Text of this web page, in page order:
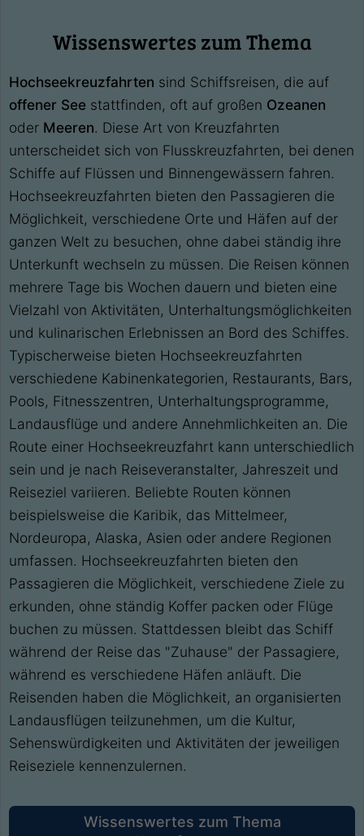
Wissenswertes zum Thema
Hochseekreuzfahrten sind Schiffsreisen, die auf
offener See stattfinden, oft auf großen Ozeanen
oder Meeren. Diese Art von Kreuzfahrten
unterscheidet sich von Flusskreuzfahrten, bei denen
Schiffe auf Flüssen und Binnengewässern fahren.
Hochseekreuzfahrten bieten den Passagieren die
Möglichkeit, verschiedene Orte und Häfen auf der
ganzen Welt zu besuchen, ohne dabei ständig ihre
Unterkunft wechseln zu müssen. Die Reisen können
mehrere Tage bis Wochen dauern und bieten eine
Vielzahl von Aktivitäten, Unterhaltungsmöglichkeiten
und kulinarischen Erlebnissen an Bord des Schiffes.
Typischerweise bieten Hochseekreuzfahrten
verschiedene Kabinenkategorien, Restaurants, Bars,
Pools, Fitnesszentren, Unterhaltungsprogramme,
Landausflüge und andere Annehmlichkeiten an. Die
Route einer Hochseekreuzfahrt kann unterschiedlich
sein und je nach Reiseveranstalter, Jahreszeit und
Reiseziel variieren. Beliebte Routen können
beispielsweise die Karibik, das Mittelmeer,
Nordeuropa, Alaska, Asien oder andere Regionen
umfassen. Hochseekreuzfahrten bieten den
Passagieren die Möglichkeit, verschiedene Ziele zu
erkunden, ohne ständig Koffer packen oder Flüge
buchen zu müssen. Stattdessen bleibt das Schiff
während der Reise das "Zuhause" der Passagiere,
während es verschiedene Häfen anläuft. Die
Reisenden haben die Möglichkeit, an organisierten
Landausflügen teilzunehmen, um die Kultur,
Sehenswürdigkeiten und Aktivitäten der jeweiligen
Reiseziele kennenzulernen.
Wissenswertes zum Thema